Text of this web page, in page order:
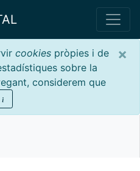
×
cookies pròpies i de
sobre la
considerem que